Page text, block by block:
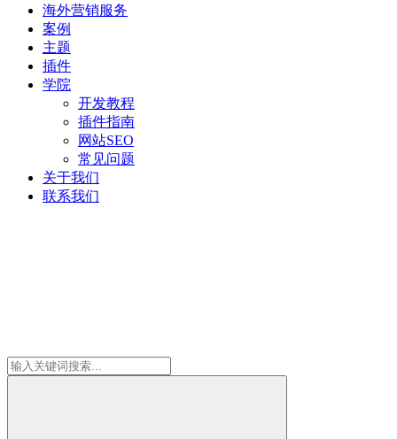
海外营销服务
案例
主题
插件
学院
开发教程
插件指南
网站SEO
常见问题
关于我们
联系我们